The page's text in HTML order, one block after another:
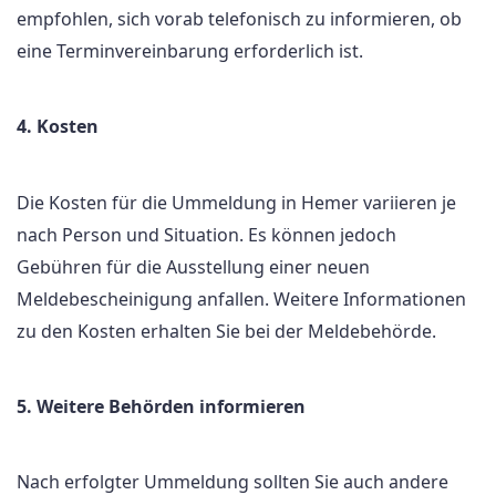
empfohlen, sich vorab telefonisch zu informieren, ob
eine Terminvereinbarung erforderlich ist.
4. Kosten
Die Kosten für die Ummeldung in Hemer variieren je
nach Person und Situation. Es können jedoch
Gebühren für die Ausstellung einer neuen
Meldebescheinigung anfallen. Weitere Informationen
zu den Kosten erhalten Sie bei der Meldebehörde.
5. Weitere Behörden informieren
Nach erfolgter Ummeldung sollten Sie auch andere